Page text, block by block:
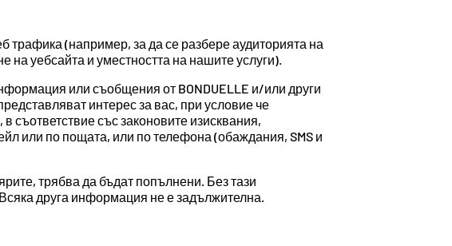
трафика (например, за да се разбере аудиторията на
на уебсайта и уместността на нашите услуги).
или съобщения от BONDUELLE и/или други
интерес за вас, при условие че
съответствие със законовите изисквания,
или по пощата, или по телефона (обаждания, SMS и
трябва да бъдат попълнени. Без тази
друга информация не е задължителна.